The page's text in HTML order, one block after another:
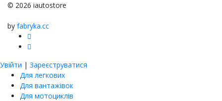
© 2026 iautostore
by fabryka.cc
Увійти | Зареєструватися
Для легкових
Для вантажівок
Для мотоциклів